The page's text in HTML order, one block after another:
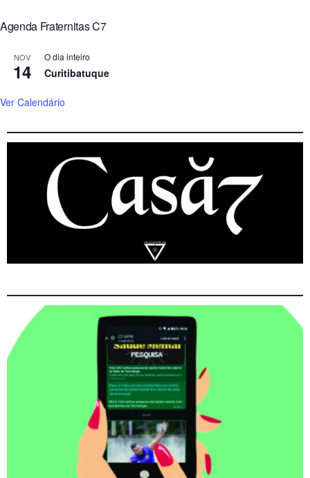
Agenda Fraternitas C7
NOV
14
O dia inteiro
Curitibatuque
Ver Calendário